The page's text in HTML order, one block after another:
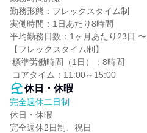
勤務形態：フレックスタイム制
実働時間：1日あたり8時間
平均勤務日数：1ヶ月あたり23日
【フレックスタイム制】
コアタイム：11:00～15:00
休日・休暇
完全週休二日制
休日・休暇
完全週休2日制、祝日